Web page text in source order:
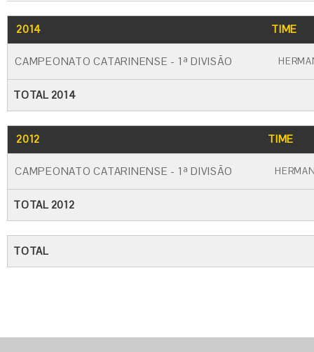
2014 TIME
CAMPEONATO CATARINENSE - 1ª DIVISÃO
TOTAL 2014
2012 TIME
CAMPEONATO CATARINENSE - 1ª DIVISÃO
TOTAL 2012
TOTAL